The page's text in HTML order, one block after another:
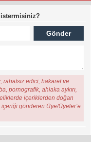
istermisiniz?
rahatsız edici, hakaret ve
pornografik, ahlaka aykırı,
içeriklerden doğan
gönderen Üye/Üyeler’e